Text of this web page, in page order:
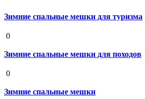
Зимние спальные мешки для туризма
0
Зимние спальные мешки для походов
0
Зимние спальные мешки